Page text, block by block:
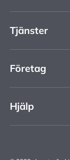
Tjänster
Företag
Hjälp